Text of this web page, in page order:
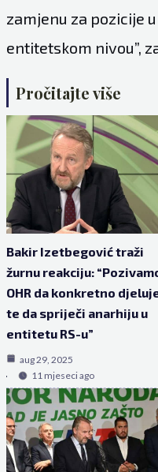
zamjenu za pozicije
entitetskom nivou”,
Pročitajte više
Bakir Izetbegović traži
žurnu reakciju:
OHR da konkretno
te da spriječi anarhiju u
entitetu RS-u”
aug 29, 2025
11 mjeseci ago